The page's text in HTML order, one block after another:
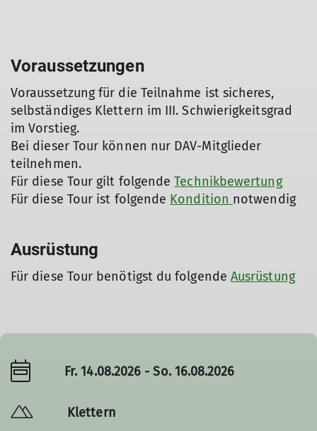
Voraussetzungen
Voraussetzung für die Teilnahme ist sicheres,
selbständiges Klettern im III. Schwierigkeitsgrad
im Vorstieg.
Bei dieser Tour können nur DAV-Mitglieder
teilnehmen.
Für diese Tour gilt folgendeTechnikbewertung
Für diese Tour ist folgende Kondition notwendig
Ausrüstung
Für diese Tour benötigst du folgende Ausrüstung
Fr. 14.08.2026 - So. 16.08.2026
Klettern
© Beindl Manfred